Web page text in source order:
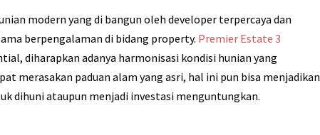
modern yang di bangun oleh developer terpercaya dan
berpengalaman di bidang property. Premier Estate 3
diharapkan adanya harmonisasi kondisi hunian yang
merasakan paduan alam yang asri, hal ini pun bisa menjadikan
dihuni ataupun menjadi investasi menguntungkan.